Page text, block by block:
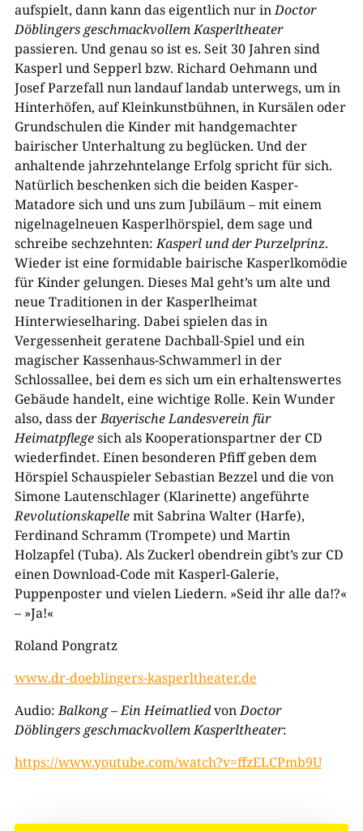
aufspielt, dann kann das eigentlich nur inDoctor
Döblingers geschmackvollem Kasperltheater
passieren. Und genau so ist es. Seit 30 Jahren sind
Kasperl und Sepperl bzw. Richard Oehmann und
Josef Parzefall nun landauf landab unterwegs, um in
Hinterhöfen, auf Kleinkunstbühnen, in Kursälen oder
Grundschulen die Kinder mit handgemachter
bairischer Unterhaltung zu beglücken. Und der
anhaltende jahrzehntelange Erfolg spricht für sich.
Natürlich beschenken sich die beiden Kasper-
Matadore sich und uns zum Jubiläum – mit einem
nigelnagelneuen Kasperlhörspiel, dem sage und
schreibe sechzehnten:Kasperl und der Purzelprinz.
Wieder ist eine formidable bairische Kasperlkomödie
für Kinder gelungen. Dieses Mal geht’s um alte und
neue Traditionen in der Kasperlheimat
Hinterwieselharing. Dabei spielen das in
Vergessenheit geratene Dachball-Spiel und ein
magischer Kassenhaus-Schwammerl in der
Schlossallee, bei dem es sich um ein erhaltenswertes
Gebäude handelt, eine wichtige Rolle. Kein Wunder
also, dass derBayerische Landesverein für
Heimatpflegesich als Kooperationspartner der CD
wiederfindet. Einen besonderen Pfiff geben dem
Hörspiel Schauspieler Sebastian Bezzel und die von
Simone Lautenschlager (Klarinette) angeführte
RevolutionskapellemitSabrina Walter (Harfe),
Ferdinand Schramm (Trompete) und Martin
Holzapfel (Tuba). Als Zuckerl obendrein gibt’s zur CD
einen Download-Code mit Kasperl-Galerie,
Puppenposter und vielen Liedern. »Seid ihr alle da!?«
– »Ja!«
Roland Pongratz
www.dr-doeblingers-kasperltheater.de
Audio:Balkong – Ein HeimatliedvonDoctor
Döblingers geschmackvollem Kasperltheater:
https://www.youtube.com/watch?v=ffzELCPmb9U